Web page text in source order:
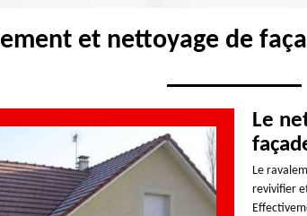
et nettoyage de
Le
Le
revivifier